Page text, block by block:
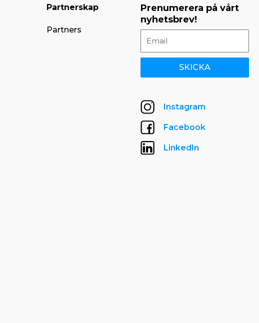
Partnerskap
Partners
Prenumerera på vårt
nyhetsbrev!
SKICKA
Instagram
Facebook
LinkedIn